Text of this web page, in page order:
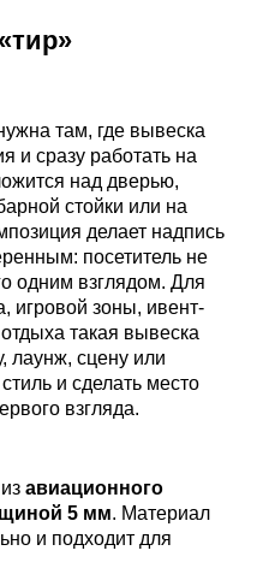
там, где вывеска
и сразу работать на
над дверью,
стойки или на
делает надпись
посетитель не
одним взглядом. Для
игровой зоны, ивент-
такая вывеска
лаунж, сцену или
и сделать место
взгляда.
авиационного
5 мм. Материал
и подходит для